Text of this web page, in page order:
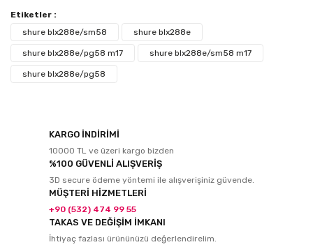
Etiketler :
shure blx288e/sm58
shure blx288e
shure blx288e/pg58 m17 shure blx288e/sm58 m17
shure blx288e/pg58
KARGO İNDİRİMİ
10000 TL ve üzeri kargo bizden
%100 GÜVENLİ ALIŞVERİŞ
3D secure ödeme yöntemi ile alışverişiniz güvende.
MÜŞTERİ HİZMETLERİ
+90 (532) 474 99 55
TAKAS VE DEĞİŞİM İMKANI
İhtiyaç fazlası ürününüzü değerlendirelim.